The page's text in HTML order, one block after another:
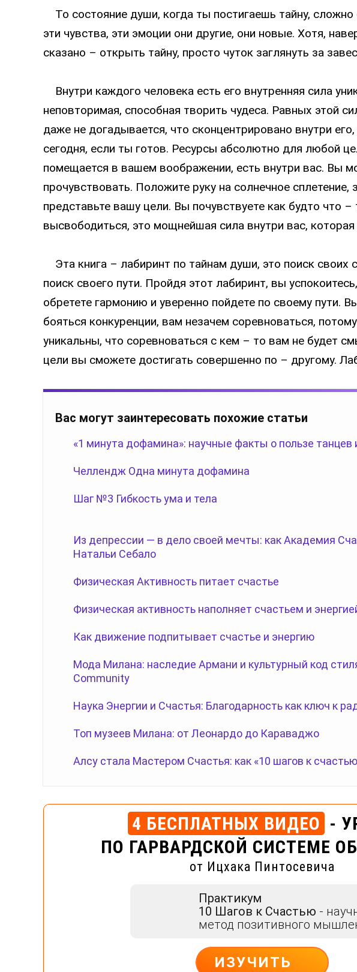
То состояние души, когда ты постигаешь тайну, сложно
эти чувства, эти эмоции они другие, они новые. Хотя,
сказано – открыть тайну, просто чуток заглянуть за
Внутри каждого человека есть его внутренняя сила
неповторимая, способная творить чудеса. Равных этой
даже не догадывается, что сконцентрировано внутри
сегодня, если ты готов. Ресурсы абсолютно для любой
помещается в вашем воображении, есть внутри вас. Вы
прочувствовать. Положите руку на солнечное сплетение,
представьте вашу цели. Вы почувствуете как будто что –
высвободиться, это мощнейшая сила внутри вас,
Эта книга – лабиринт по тайнам души, это поиск своих
поиск своего пути. Пройдя этот лабиринт, вы
обретете гармонию и уверенно пойдете по своему пути.
бояться конкуренции, вам незачем соревноваться,
уникальны, что соревноваться с кем – то вам не будет
цели вы сможете достигать совершенно по – другому.
Вас могут заинтересовать похожие статьи
«1 минута дофамина»: научные факты о пользе
Челлендж Одна минута дофамина
Шаг №3 Гибкость ума и тела
Из депрессии — в дело своей мечты: как Академия
Натальи Себало
Физическая Активность питает счастье
Физическая активность наполняет счастьем и
Как движение подпитывает счастье и энергию
Мода Милана: наследие Армани и культурный код
Community
Наука Энергии и Счастья: Благодарность как ключ к
Топ музеев Милана: от Леонардо до Караваджо
Алсу стала Мастером Счастья: как «10 шагов к
4 БЕСПЛАТНЫХ ВИДЕО -
ПО ГАРВАРДСКОЙ СИСТЕМЕ
от Ицхака Пинтосевича
Практикум
10 Шагов к Счастью -
метод позитивного
ИЗУЧИТЬ